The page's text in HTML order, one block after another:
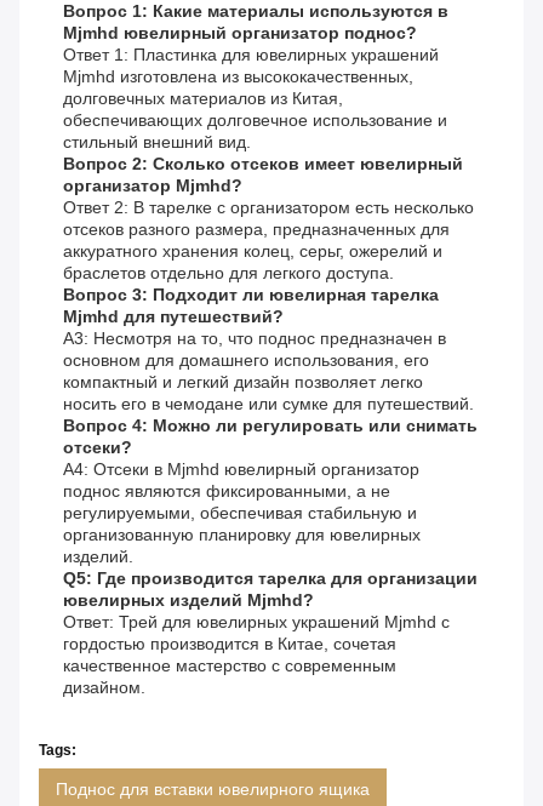
Вопрос 1: Какие материалы используются в
Mjmhd ювелирный организатор поднос?
Ответ 1: Пластинка для ювелирных украшений
Mjmhd изготовлена из высококачественных,
долговечных материалов из Китая,
обеспечивающих долговечное использование и
стильный внешний вид.
Вопрос 2: Сколько отсеков имеет ювелирный
организатор Mjmhd?
Ответ 2: В тарелке с организатором есть несколько
отсеков разного размера, предназначенных для
аккуратного хранения колец, серьг, ожерелий и
браслетов отдельно для легкого доступа.
Вопрос 3: Подходит ли ювелирная тарелка
Mjmhd для путешествий?
A3: Несмотря на то, что поднос предназначен в
основном для домашнего использования, его
компактный и легкий дизайн позволяет легко
носить его в чемодане или сумке для путешествий.
Вопрос 4: Можно ли регулировать или снимать
отсеки?
A4: Отсеки в Mjmhd ювелирный организатор
поднос являются фиксированными, а не
регулируемыми, обеспечивая стабильную и
организованную планировку для ювелирных
изделий.
Q5: Где производится тарелка для организации
ювелирных изделий Mjmhd?
Ответ: Трей для ювелирных украшений Mjmhd с
гордостью производится в Китае, сочетая
качественное мастерство с современным
дизайном.
Tags:
Поднос для вставки ювелирного ящика